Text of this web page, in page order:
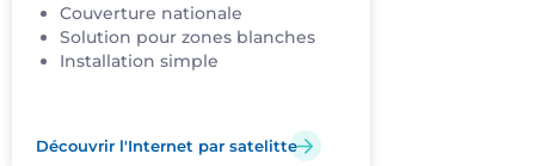
Couverture nationale
Solution pour zones blanches
Installation simple
Découvrir l'Internet par satelitte